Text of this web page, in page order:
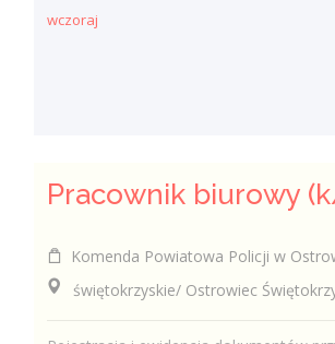
wczoraj
Pracownik biurowy
Komenda Powiatowa Policji w
świętokrzyskie/ Ostrowiec